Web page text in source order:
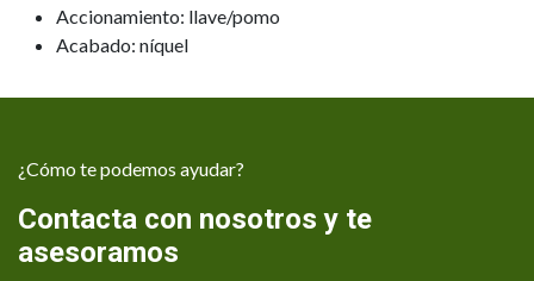
Accionamiento: llave/pomo
Acabado: níquel
¿Cómo te podemos ayudar?
Contacta con nosotros y te
asesoramos